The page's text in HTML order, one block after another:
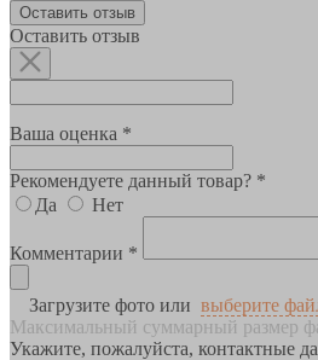
Оставить отзыв
Оставить отзыв
Ваша оценка *
Рекомендуете данный товар? *
Да
Нет
Комментарии *
Загрузите фото или выберите
Максимальный суммарный размер
Укажите, пожалуйста, контактные